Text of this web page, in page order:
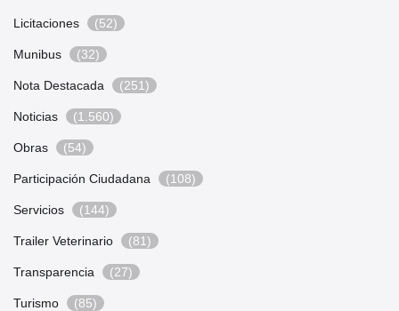
Licitaciones (52)
Munibus (32)
Nota Destacada (251)
Noticias (1.560)
Obras (54)
Participación Ciudadana (108)
Servicios (144)
Trailer Veterinario (81)
Transparencia (27)
Turismo (85)